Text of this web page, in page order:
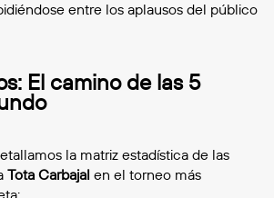
entre los aplausos del público
El camino de las 5
la matriz estadística de las
Tota Carbajal en el torneo más